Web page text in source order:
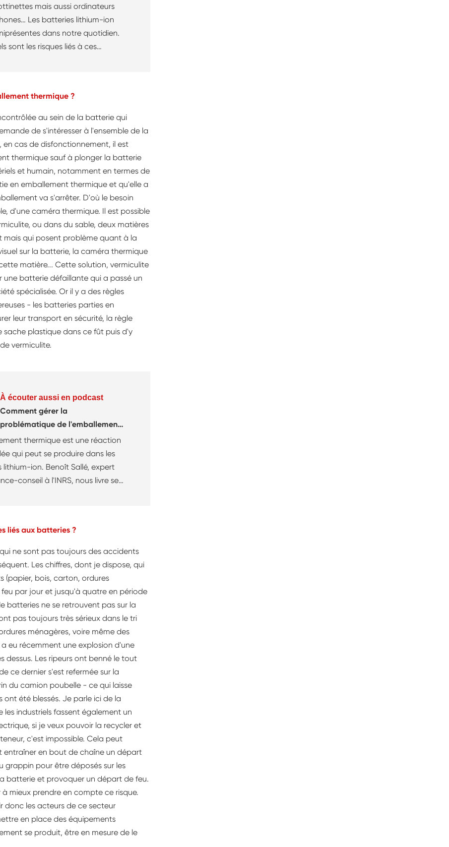
mais aussi ordinateurs
Les batteries lithium-ion
dans notre quotidien.
sont les risques liés à ces
thermique ?
au sein de la batterie qui
de s'intéresser à l'ensemble de la
cas de disfonctionnement, il est
thermique sauf à plonger la batterie
et humain, notamment en termes de
en emballement thermique et qu'elle a
va s'arrêter. D'où le besoin
d'une caméra thermique. Il est possible
ou dans du sable, deux matières
qui posent problème quant à la
sur la batterie, la caméra thermique
matière... Cette solution, vermiculite
batterie défaillante qui a passé un
spécialisée. Or il y a des règles
- les batteries parties en
leur transport en sécurité, la règle
plastique dans ce fût puis d'y
vermiculite.
À écouter aussi en podcast
Comment gérer la
problématique de l'emballement
thermique des batteries lithium-
ion ?
thermique est une réaction
qui peut se produire dans les
lithium-ion. Benoît Sallé, expert
conseil à l'INRS, nous livre ses
liés aux batteries ?
ne sont pas toujours des accidents
Les chiffres, dont je dispose, qui
(papier, bois, carton, ordures
par jour et jusqu'à quatre en période
batteries ne se retrouvent pas sur la
pas toujours très sérieux dans le tri
ménagères, voire même des
eu récemment une explosion d'une
Les ripeurs ont benné le tout
ce dernier s'est refermée sur la
du camion poubelle - ce qui laisse
été blessés. Je parle ici de la
industriels fassent également un
si je veux pouvoir la recycler et
c'est impossible. Cela peut
en bout de chaîne un départ
grappin pour être déposés sur les
batterie et provoquer un départ de feu.
mieux prendre en compte ce risque.
donc les acteurs de ce secteur
en place des équipements
se produit, être en mesure de le